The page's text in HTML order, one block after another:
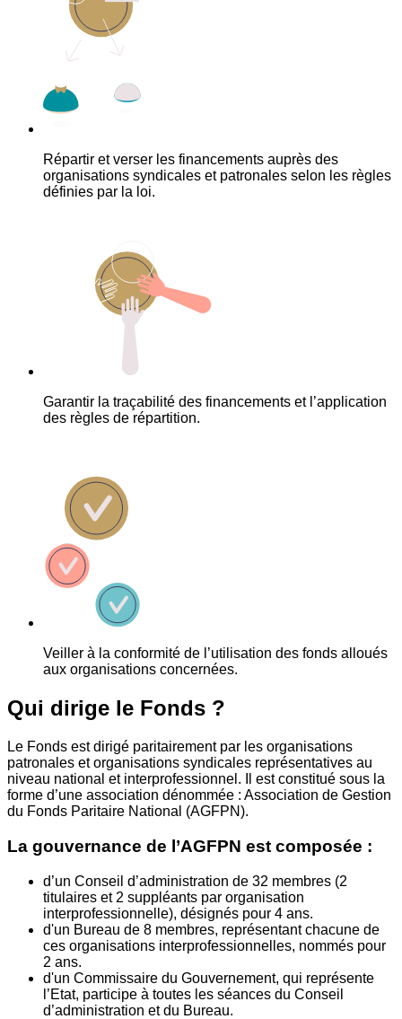
Répartir et verser les financements auprès des
organisations syndicales et patronales selon les règles
définies par la loi.
Garantir la traçabilité des financements et l’application
des règles de répartition.
Veiller à la conformité de l’utilisation des fonds alloués
aux organisations concernées.
Qui dirige le Fonds ?
Le Fonds est dirigé paritairement par les organisations
patronales et organisations syndicales représentatives au
niveau national et interprofessionnel. Il est constitué sous la
forme d’une association dénommée : Association de Gestion
du Fonds Paritaire National (AGFPN).
La gouvernance de l’AGFPN est composée :
d’un Conseil d’administration de 32 membres (2
titulaires et 2 suppléants par organisation
interprofessionnelle), désignés pour 4 ans.
d'un Bureau de 8 membres, représentant chacune de
ces organisations interprofessionnelles, nommés pour
2 ans.
d'un Commissaire du Gouvernement, qui représente
l’Etat, participe à toutes les séances du Conseil
d’administration et du Bureau.